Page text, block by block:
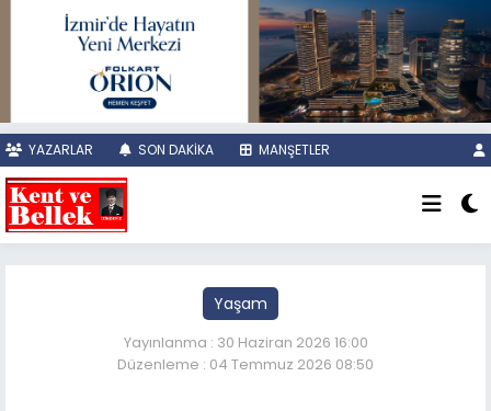
YAZARLAR SON DAKİKA MANŞETLER
Yaşam
Yayınlanma : 30 Haziran 2026 16:00
Düzenleme : 04 Temmuz 2026 08:50